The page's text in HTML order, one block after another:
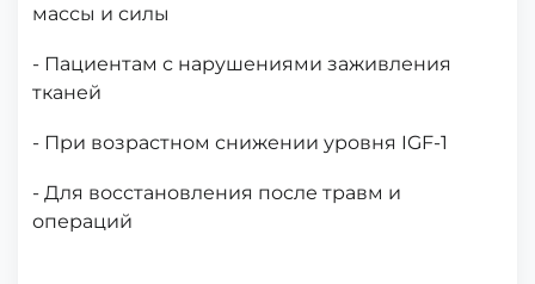
массы и силы
- Пациентам с нарушениями заживления
тканей
- При возрастном снижении уровня IGF-1
- Для восстановления после травм и
операций